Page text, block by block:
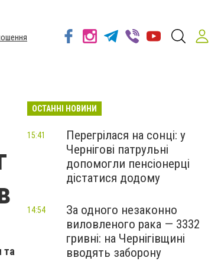
та
ОСТАННІ НОВИНИ
Перегрілася на сонці: у
Чернігові патрульні
допомогли пенсіонерці
дістатися додому
15:41
За одного незаконно
виловленого рака — 3332
гривні: на Чернігівщині
вводять заборону
14:54